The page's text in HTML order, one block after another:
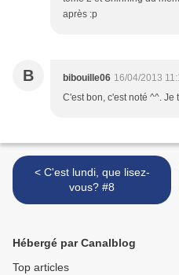
après :p
B bibouille06 16/04/2013
C'est bon, c'est noté ^^. Je
< C'est lundi, que lisez-
vous? #8
Hébergé par Canalblog
Top articles